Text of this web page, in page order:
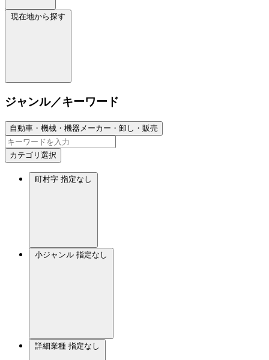
現在地から探す
ジャンル／キーワード
自動車・機械・機器メーカー・卸し・販売
カテゴリ選択
町村字 指定なし
小ジャンル 指定なし
詳細業種 指定なし